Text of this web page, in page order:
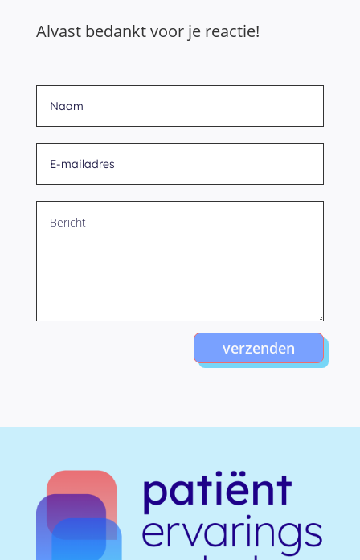
Alvast bedankt voor je reactie!
verzenden